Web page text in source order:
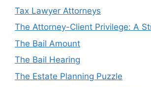
Tax Lawyer Attorneys
The Attorney-Client Privilege: A
The Bail Amount
The Bail Hearing
The Estate Planning Puzzle